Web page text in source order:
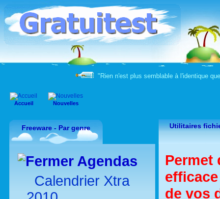
"Rien n'est plus semblable à l'identique
Accueil Nouvelles
Freeware - Par genre
Agendas
Calendrier Xtra
Utilitaires
Permet
de vos